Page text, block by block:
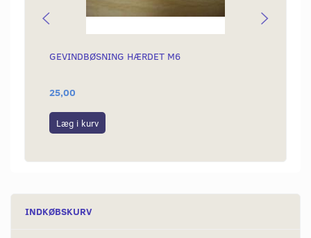
GEVINDBØSNING HÆRDET M6
25,00
Læg i kurv
INDKØBSKURV